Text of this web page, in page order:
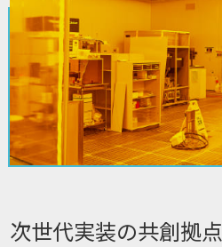
次世代実装の共創拠点